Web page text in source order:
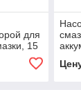
для
15